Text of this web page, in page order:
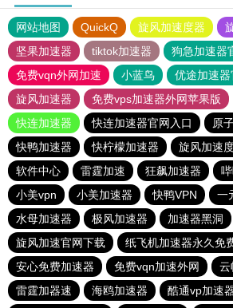
网站地图 QuickQ 旋风加速度器
坚果加速器
tiktok加速器
狗急加速器
免费vqn外网加速
小蓝鸟 优途加速器
旋风加速器
免费vps加速器外网苹果版
快连加速器
快连加速器官网入口
原
快鸭加速器
快柠檬加速器 旋风加速
软件中心
雷霆加速 狂飙加速器
小美vpn
小美加速器 快鸭VPN
一
水母加速器
极风加速器 加速器黑洞
旋风加速官网下载
纸飞机加速器永久免
安心免费加速器
免费vqn加速外网
云
雷霆加器速
海鸥加速器 酷通vp加速